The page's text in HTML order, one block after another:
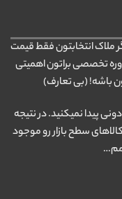
و درجه ۴ و ۵ هستین، اگر ملاک انتخابتون فقط قیمت
تخصصی براتون اهمیتی
باشه! (بی تعارف)
پیدا نمیکنید. در نتیجه
سطح بازار رو موجود